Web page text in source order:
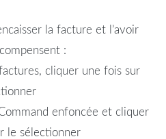
la facture et l’avoir
:
cliquer une fois sur
enfoncée et cliquer
le sélectionner